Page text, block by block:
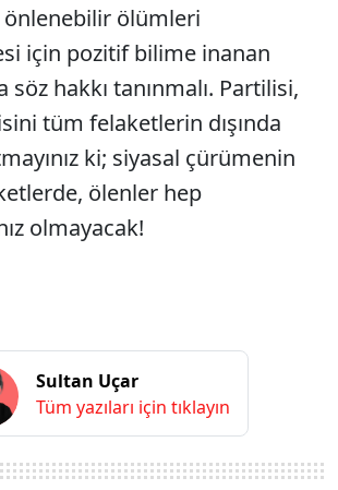
ölümleri
için pozitif bilime inanan
hakkı tanınmalı. Partilisi,
tüm felaketlerin dışında
ki; siyasal çürümenin
ölenler hep
olmayacak!
Sultan Uçar
Tüm yazıları için tıklayın